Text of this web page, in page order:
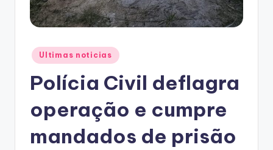
Posted
in
Ultimas noticias
Polícia Civil deflagra
operação e cumpre
mandados de prisão